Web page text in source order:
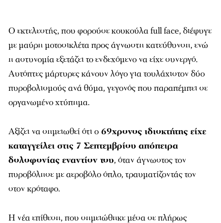
Ο εκτελεστής, που φορούσε κουκούλα full face, διέφυγε
με μαύρη μοτοσικλέτα προς άγνωστη κατεύθυνση, ενώ
η αστυνομία εξετάζει το ενδεχόμενο να είχε συνεργό.
Αυτόπτες μάρτυρες κάνουν λόγο για τουλάχιστον δύο
πυροβολισμούς ανά θύμα, γεγονός που παραπέμπει σε
οργανωμένο χτύπημα.
Αξίζει να σημειωθεί ότι ο 69χρονος ιδιοκτήτης είχε
καταγγείλει στις 7 Σεπτεμβρίου απόπειρα
δολοφονίας εναντίον του, όταν άγνωστος τον
πυροβόλησε με αεροβόλο όπλο, τραυματίζοντάς τον
στον κρόταφο.
Η νέα επίθεση, που σημειώθηκε μέσα σε πλήρως